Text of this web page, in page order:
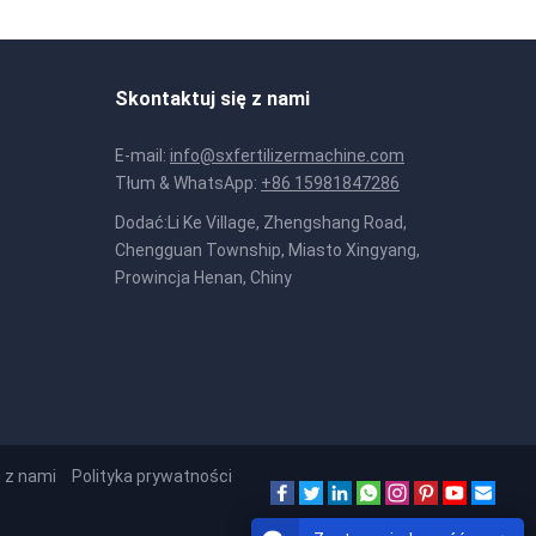
Skontaktuj się z nami
E-mail: info@sxfertilizermachine.com
Tłum & WhatsApp: +86 15981847286
Dodać:Li Ke Village, Zhengshang Road,
Chengguan Township, Miasto Xingyang,
Prowincja Henan, Chiny
z nami Polityka prywatności